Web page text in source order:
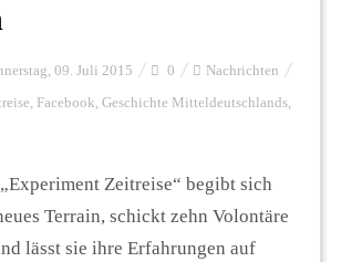
09. Juli 2015 0 Nachrichten
, Facebook, Geschichte Mitteldeutschlands,
Zeitreise“ begibt sich
Terrain, schickt zehn Volontäre
lässt sie ihre Erfahrungen auf